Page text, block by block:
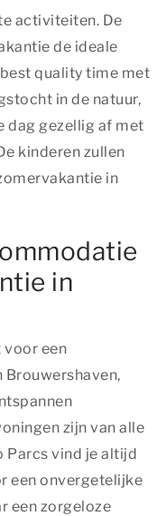
activiteiten. De
de ideale
quality time met
in de natuur,
dag gezellig af met
kinderen zullen
in
in
voor een
zijn van alle
Parcs vind je altijd
een onvergetelijke
een zorgeloze